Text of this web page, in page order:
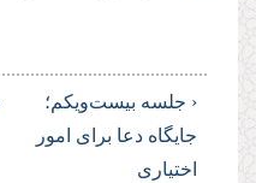
‹ جلسه بیست‌ویکم؛
جایگاه دعا برای امور
اختیاری